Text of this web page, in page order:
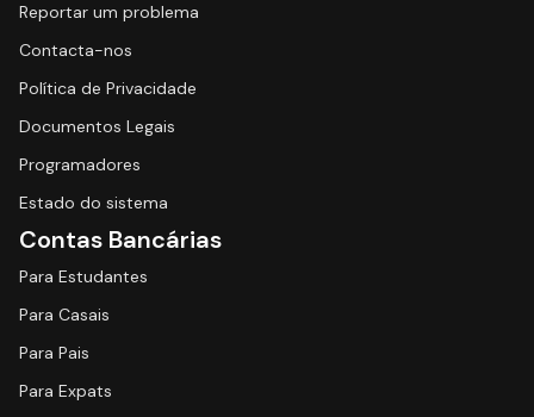
Reportar um problema
Contacta-nos
Política de Privacidade
Documentos Legais
Programadores
Estado do sistema
Contas Bancárias
Para Estudantes
Para Casais
Para Pais
Para Expats